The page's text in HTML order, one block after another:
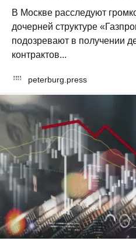
В Москве расследуют
дочерней структуре
подозревают в получении
контрактов...
peterburg.press